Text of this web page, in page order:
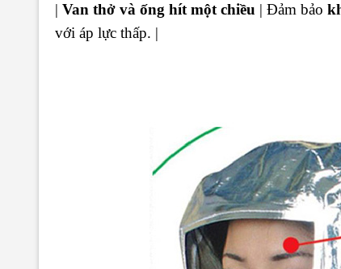
| Van thở và ống hít một chiều | Đảm bảo
với áp lực thấp. |